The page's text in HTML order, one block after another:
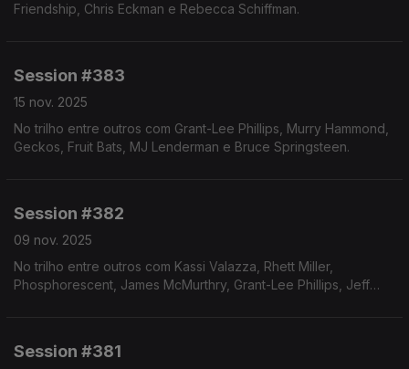
Friendship, Chris Eckman e Rebecca Schiffman.
Session #383
15 nov. 2025
No trilho entre outros com Grant-Lee Phillips, Murry Hammond,
Geckos, Fruit Bats, MJ Lenderman e Bruce Springsteen.
Session #382
09 nov. 2025
No trilho entre outros com Kassi Valazza, Rhett Miller,
Phosphorescent, James McMurthry, Grant-Lee Phillips, Jeff
Session #381